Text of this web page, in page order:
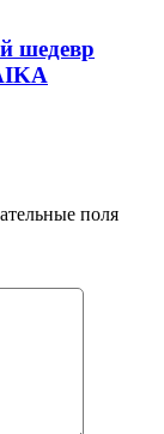
шедевр
поля